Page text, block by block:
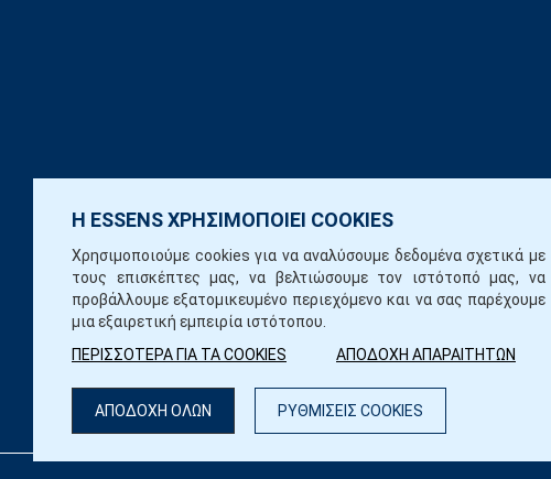
Η ESSENS ΧΡΗΣΙΜΟΠΟΙΕΙ COOKIES
Χρησιμοποιούμε cookies για να αναλύσουμε δεδομένα σχετικά με
τους επισκέπτες μας, να βελτιώσουμε τον ιστότοπό μας, να
προβάλλουμε εξατομικευμένο περιεχόμενο και να σας παρέχουμε
μια εξαιρετική εμπειρία ιστότοπου.
ΠΕΡΙΣΣΟΤΕΡΑ ΓΙΑ ΤΑ COOKIES
ΑΠΟΔΟΧΗ ΑΠΑΡΑΙΤΗΤΩΝ
ΑΠΟΔΟΧΗ ΟΛΩΝ ΡΥΘΜΙΣΕΙΣ COOKIES